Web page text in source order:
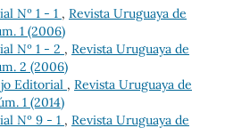
Nº 1 - 1 , Revista Uruguaya de
1 (2006)
Nº 1 - 2 , Revista Uruguaya de
2 (2006)
Editorial , Revista Uruguaya de
1 (2014)
Nº 9 - 1 , Revista Uruguaya de